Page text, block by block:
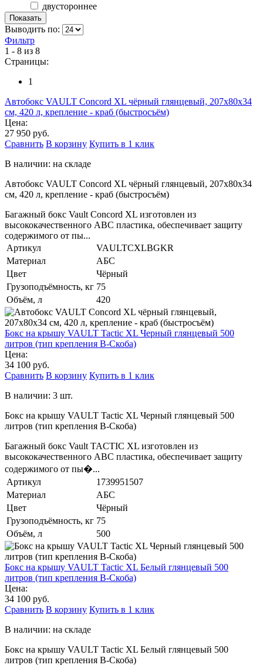
двустороннее
Выводить по:
Фильтр
1 - 8 из 8
Страницы:
1
Автобокс VAULT Concord XL чёрный глянцевый, 207х80х34
см, 420 л, крепление - краб (быстросъём)
Цена:
27 950 руб.
Сравнить В корзину Купить в 1 клик
В наличии: на складе
Автобокс VAULT Concord XL чёрный глянцевый, 207х80х34
см, 420 л, крепление - краб (быстросъём)
Багажный бокс Vault Concord XL изготовлен из
высококачественного ABC пластика, обеспечивает защиту
содержимого от пы...
Артикул
VAULTCXLBGKR
Материал
АБС
Цвет
Чёрный
Грузоподъёмность, кг 75
Объём, л
420
Бокс на крышу VAULT Tactic XL Черный глянцевый 500
литров (тип крепления B-Скоба)
Цена:
34 100 руб.
Сравнить В корзину Купить в 1 клик
В наличии: 3 шт.
Бокс на крышу VAULT Tactic XL Черный глянцевый 500
литров (тип крепления B-Скоба)
Багажный бокс Vault TACTIC XL изготовлен из
высококачественного ABC пластика, обеспечивает защиту
содержимого от пы�...
Артикул
1739951507
Материал
АБС
Цвет
Чёрный
Грузоподъёмность, кг 75
Объём, л
500
Бокс на крышу VAULT Tactic XL Белый глянцевый 500
литров (тип крепления B-Скоба)
Цена:
34 100 руб.
Сравнить В корзину Купить в 1 клик
В наличии: на складе
Бокс на крышу VAULT Tactic XL Белый глянцевый 500
литров (тип крепления B-Скоба)